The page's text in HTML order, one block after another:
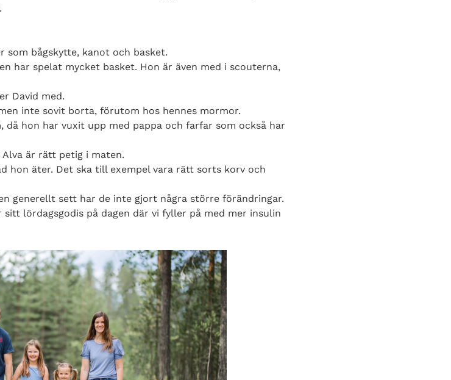
som bågskytte, kanot och basket.
har spelat mycket basket. Hon är även med i scouterna,
David med.
inte sovit borta, förutom hos hennes mormor.
då hon har vuxit upp med pappa och farfar som också har
är rätt petig i maten.
hon äter. Det ska till exempel vara rätt sorts korv och
generellt sett har de inte gjort några större förändringar.
lördagsgodis på dagen där vi fyller på med mer insulin